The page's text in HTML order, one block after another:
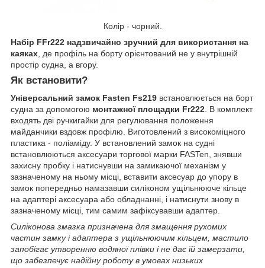
Колір - чорний.
Набір FFr222 надзвичайно зручний для використання на
каяках , де профіль на борту орієнтований не у внутрішній
простір судна, а вгору.
Як встановити?
Універсальний замок Fasten Fs219 встановлюється на борт
судна за допомогою монтажної площадки Fr222. В комплект
входять дві ручкигайки для регулювання положення
майданчики вздовж профілю. Виготовлений з високоміцного
пластика - поліаміду. У встановлений замок на судні
встановлюються аксесуари торгової марки FASTen, знявши
захисну пробку і натиснувши на замикаючої механізм у
зазначеному на ньому місці, вставити аксесуар до упору в
замок попередньо намазавши силіконом ущільнююче кільце
на адаптері аксесуара або обладнанні, і натиснути знову в
зазначеному місці, тим самим зафіксувавши адаптер.
Силіконова змазка призначена для змащення рухомих
частин замку і адаптера з ущільнюючим кільцем, мастило
запобігає утворенню водяної плівки і не дає їй замерзати,
що забезпечує надійну роботу в умовах низьких